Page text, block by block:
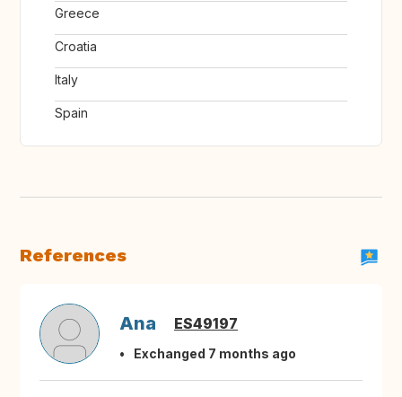
Greece
Croatia
Italy
Spain
References
Ana ES49197
Exchanged 7 months ago